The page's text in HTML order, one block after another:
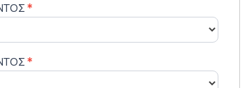
*
*